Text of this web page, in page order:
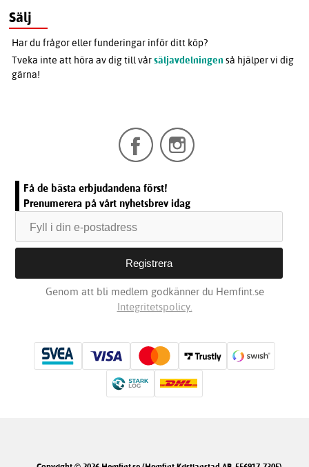
Sälj
Har du frågor eller funderingar inför ditt köp?
Tveka inte att höra av dig till vårsäljavdelningen så hjälper vi dig
gärna!
Få de bästa erbjudandena först!
Prenumerera på vårt nyhetsbrev idag
Genom att bli medlem godkänner du Hemfint.se
Integritetspolicy.